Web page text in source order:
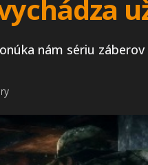
nám sériu